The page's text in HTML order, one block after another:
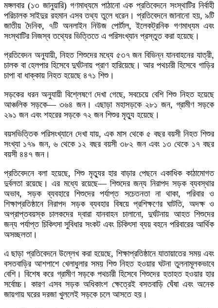
মঙ্গলবার (১৩ জানুয়ারি) গণমাধ্যমে পাঠানো এক প্রতিবেদনে সংস্থাটির নির্বাহী
পরিচালক সাইদুর রহমান এসব তথ্য তুলে ধরেন। প্রতিবেদনে জানানো হয়, ৯টি
জাতীয় দৈনিক, ৭টি অনলাইন নিউজ পোর্টাল, ইলেকট্রনিক গণমাধ্যম এবং
সংস্থাটির নিজস্ব তথ্যের ভিত্তিতে এ পরিসংখ্যান প্রস্তুত করা হয়েছে।
প্রতিবেদন অনুযায়ী, নিহত শিশুদের মধ্যে ৫৩৭ জন বিভিন্ন যানবাহনের যাত্রী,
চালক বা হেলপার হিসেবে দুর্ঘটনায় প্রাণ হারিয়েছে। আর পথচারী হিসেবে গাড়ির
চাপা বা ধাক্কায় নিহত হয়েছে ৪৭১ শিশু।
সড়কের ধরন অনুযায়ী বিশ্লেষণে দেখা গেছে, সবচেয়ে বেশি শিশু নিহত হয়েছে
আঞ্চলিক সড়কে— ৩৬৪ জন। এছাড়া মহাসড়কে ২৮১ জন, গ্রামীণ সড়কে
২৯১ জন এবং শহরের সড়কে ৭২ জন শিশুর মৃত্যু হয়েছে।
বয়সভিত্তিক পরিসংখ্যানে দেখা যায়, এক মাস থেকে ৫ বছর বয়সী নিহত শিশুর
সংখ্যা ১৭৯ জন, ৬ থেকে ১২ বছর বয়সী ৩৮২ জন এবং ১৩ থেকে ১৭ বছর
বয়সী ৪৪৭ জন।
প্রতিবেদনে বলা হয়েছে, শিশু মৃত্যুর হার বাড়ার পেছনে একাধিক কাঠামোগত
দুর্বলতা রয়েছে। এর মধ্যে রয়েছে— শিশুদের জন্য নিরাপদ সড়ক ব্যবস্থার
অভাব, সড়ক ব্যবহারে শিশুদের পর্যাপ্ত সচেতনতা না থাকা, পরিবার ও
শিক্ষাপ্রতিষ্ঠানে নিরাপদ সড়ক ব্যবহার বিষয়ে প্রশিক্ষণের ঘাটতি, অদক্ষ ও
অপ্রাপ্তবয়স্ক চালকদের দ্বারা যানবাহন চালানো, দুর্ঘটনায় আহত শিশুদের
জন্য পর্যাপ্ত চিকিৎসা সুবিধার সংকট এবং চিকিৎসা ব্যয় বহনে পরিবারের আর্থিক
অসচ্ছলতা।
এ ছাড়া প্রতিবেদনে উল্লেখ করা হয়েছে, শিক্ষাপ্রতিষ্ঠানে যাতায়াতের সময় এবং
বসতবাড়ির আশপাশে খেলাধুলার সময় শিশু নিহত হওয়ার ঘটনা তুলনামূলকভাবে
বেশি। বিশেষ করে গ্রামীণ সড়কে পথচারী হিসেবে শিশুদের হতাহত হওয়ার হার
সর্বোচ্চ। কারণ এসব সড়ক অধিকাংশ ক্ষেত্রেই বসতবাড়ি ঘেঁষা এবং অনেক
জায়গায় ঘরের দরজা খুললেই সড়কে চলে আসতে হয়।